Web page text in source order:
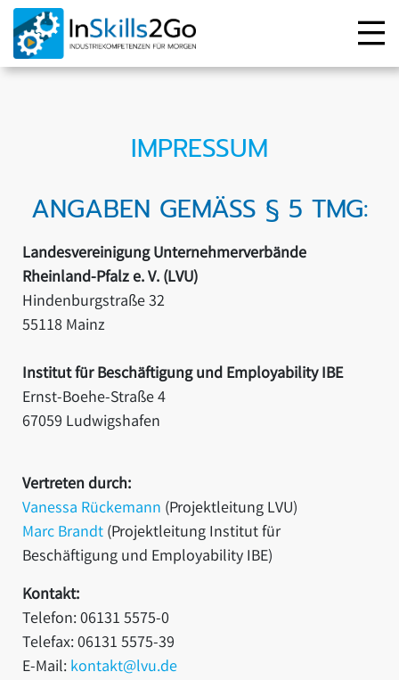
IMPRESSUM
ANGABEN GEMÄSS § 5 TMG:
Landesvereinigung Unternehmerverbände
Rheinland-Pfalz e. V. (LVU)
Hindenburgstraße 32
55118 Mainz
Institut für Beschäftigung und Employability IBE
Ernst-Boehe-Straße 4
67059 Ludwigshafen
Vertreten durch:
Vanessa Rückemann (Projektleitung LVU)
Marc Brandt(Projektleitung Institut für
Beschäftigung und Employability IBE)
Kontakt:
Telefon: 06131 5575-0
Telefax: 06131 5575-39
E-Mail:kontakt@lvu.de